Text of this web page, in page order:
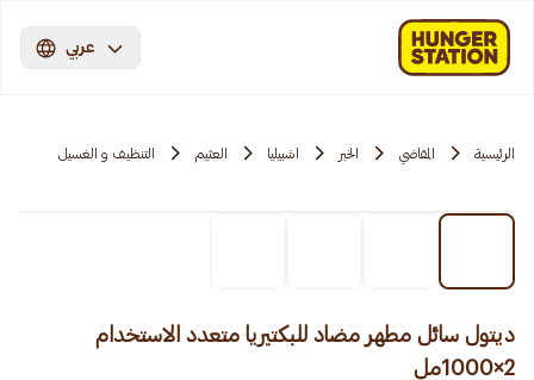
عربي
الرئيسية المقاضي الخبر اشبيليا العثيم التنظيف و الغسيل
ديتول سائل مطهر مضاد للبكتيريا متعدد الاستخدام
2×1000مل